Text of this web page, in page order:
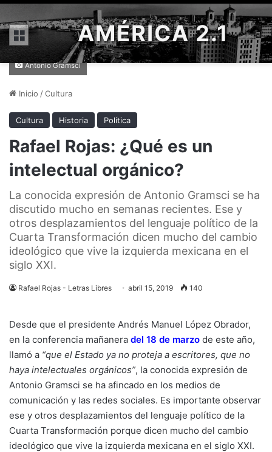
Menú AMÉRICA 2.1
Antonio Gramsci
Inicio /Cultura
Cultura Historia Política
Rafael Rojas: ¿Qué es un
intelectual orgánico?
La conocida expresión de Antonio Gramsci se ha
discutido mucho en semanas recientes. Ese y
otros desplazamientos del lenguaje político de la
Cuarta Transformación dicen mucho del cambio
ideológico que vive la izquierda mexicana en el
siglo XXI.
Rafael Rojas - Letras Libres abril 15, 2019 140
Desde que el presidente Andrés Manuel López Obrador,
en la conferencia mañanera del 18 de marzo de este año,
llamó a “que el Estado ya no proteja a escritores, que no
haya intelectuales orgánicos”, la conocida expresión de
Antonio Gramsci se ha afincado en los medios de
comunicación y las redes sociales. Es importante observar
ese y otros desplazamientos del lenguaje político de la
Cuarta Transformación porque dicen mucho del cambio
ideológico que vive la izquierda mexicana en el siglo XXI.